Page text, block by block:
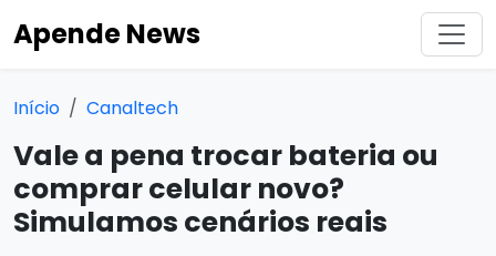
Apende News
Início Canaltech
Vale a pena trocar bateria ou
comprar celular novo?
Simulamos cenários reais